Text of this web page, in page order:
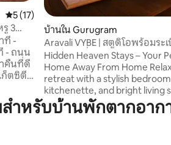
คะแนนเฉลี่ย 5 จาก 5, 17 รีวิว
5 (17)
3
- ถนน
คืนที่ดี
ก็ตซิตี
-
ยวัน
บ้านใน Gurugram
Aravali VYBE | สตูดิโอพร้อมระ
และจากุซซี่
Hidden Heaven Stays – Your
Home Away From Home Relax in a cozy
retreat with a stylish
kitchenette, and bright living
Enjoy lush greenery through
windows and unwind on the
ำหรับบ้านพักตากอาก